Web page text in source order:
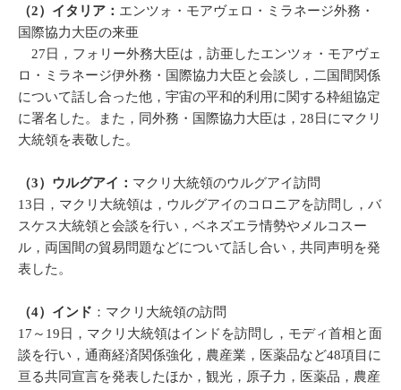
（2） イタリア： エンツォ・モアヴェロ・ミラネージ外務・
国際協力大臣の来亜
27日，フォリー外務大臣は，訪亜したエンツォ・モアヴェ
ロ・ミラネージ伊外務・国際協力大臣と会談し，二国間関係
について話し合った他，宇宙の平和的利用に関する枠組協定
に署名した。また，同外務・国際協力大臣は，28日にマクリ
大統領を表敬した。
（3）ウルグアイ： マクリ大統領のウルグアイ訪問
13日，マクリ大統領は，ウルグアイのコロニアを訪問し，バ
スケス大統領と会談を行い，ベネズエラ情勢やメルコスー
ル，両国間の貿易問題などについて話し合い，共同声明を発
表した。
（4）インド ：マクリ大統領の訪問
17～19日，マクリ大統領はインドを訪問し，モディ首相と面
談を行い，通商経済関係強化，農産業，医薬品など48項目に
亘る共同宣言を発表したほか，観光，原子力，医薬品，農産